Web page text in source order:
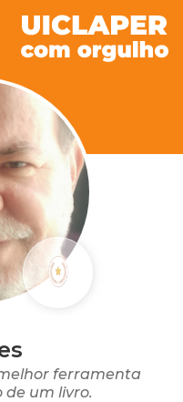
ferramenta
um livro.